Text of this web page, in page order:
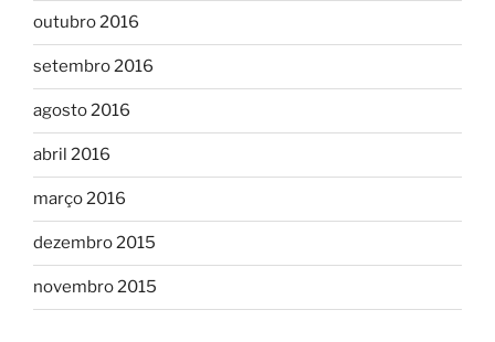
outubro 2016
setembro 2016
agosto 2016
abril 2016
março 2016
dezembro 2015
novembro 2015